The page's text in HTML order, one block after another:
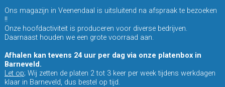
Ons magazijn in Veenendaal is uitsluitend na afspraak te bezoeken
!!
Onze hoofdactiviteit is produceren voor diverse bedrijven.
Daarnaast houden we een grote voorraad aan.
Afhalen kan tevens 24 uur per dag via onze platenbox in
Barneveld.
Let op; Wij zetten de platen 2 tot 3 keer per week tijdens werkdagen
klaar in Barneveld, dus bestel op tijd.